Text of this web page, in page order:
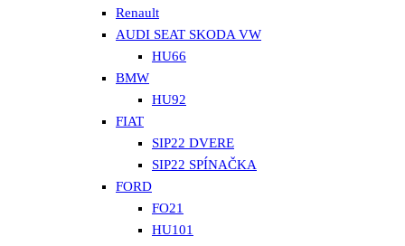
Renault
AUDI SEAT SKODA VW
HU66
BMW
HU92
FIAT
SIP22 DVERE
SIP22 SPÍNAČKA
FORD
FO21
HU101